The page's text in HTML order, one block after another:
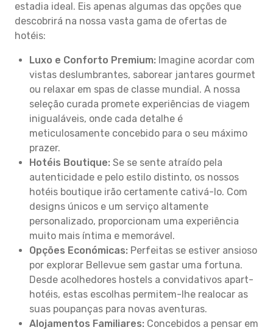
estadia ideal. Eis apenas algumas das opções que
descobrirá na nossa vasta gama de ofertas de
hotéis:
Luxo e Conforto Premium: Imagine acordar com
vistas deslumbrantes, saborear jantares gourmet
ou relaxar em spas de classe mundial. A nossa
seleção curada promete experiências de viagem
inigualáveis, onde cada detalhe é
meticulosamente concebido para o seu máximo
prazer.
Hotéis Boutique: Se se sente atraído pela
autenticidade e pelo estilo distinto, os nossos
hotéis boutique irão certamente cativá-lo. Com
designs únicos e um serviço altamente
personalizado, proporcionam uma experiência
muito mais íntima e memorável.
Opções Económicas: Perfeitas se estiver ansioso
por explorar Bellevue sem gastar uma fortuna.
Desde acolhedores hostels a convidativos apart-
hotéis, estas escolhas permitem-lhe realocar as
suas poupanças para novas aventuras.
Alojamentos Familiares: Concebidos a pensar em